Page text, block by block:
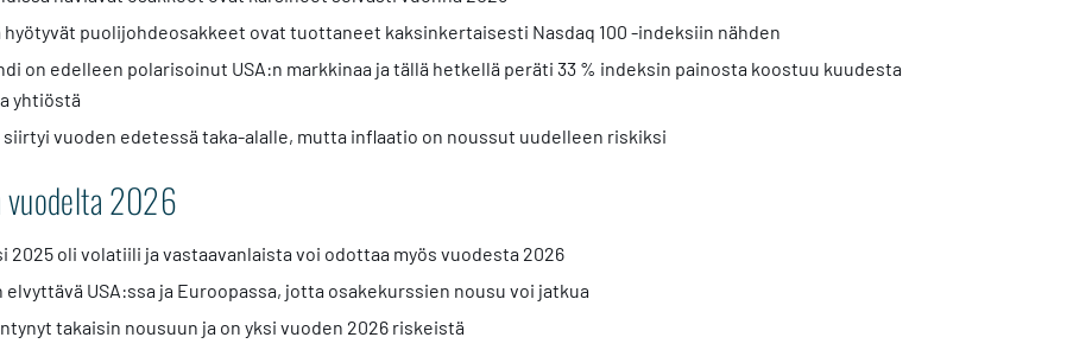
puolijohdeosakkeet ovat tuottaneet kaksinkertaisesti Nasdaq 100 -indeksiin nähden
on edelleen polarisoinut USA:n markkinaa ja tällä hetkellä peräti 33 % indeksin painosta koostuu kuudesta
yhtiöstä
siirtyi vuoden edetessä taka-alalle, mutta inflaatio on noussut uudelleen riskiksi
vuodelta 2026
2025 oli volatiili ja vastaavanlaista voi odottaa myös vuodesta 2026
elvyttävä USA:ssa ja Euroopassa, jotta osakekurssien nousu voi jatkua
takaisin nousuun ja on yksi vuoden 2026 riskeistä